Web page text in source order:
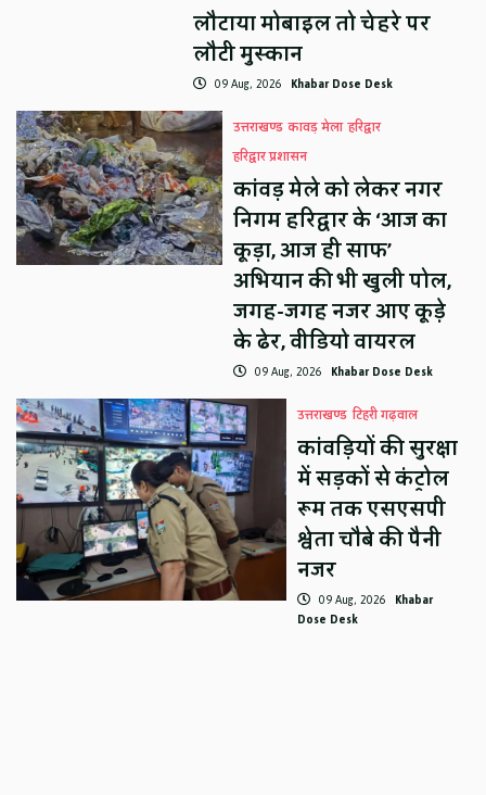
लौटाया मोबाइल तो चेहरे पर
लौटी मुस्कान
09 Aug, 2026 Khabar Dose Desk
उत्तराखण्ड कावड़ मेला हरिद्वार
हरिद्वार प्रशासन
कांवड़ मेले को लेकर नगर
निगम हरिद्वार के ‘आज का
कूड़ा, आज ही साफ’
अभियान की भी खुली पोल,
जगह-जगह नजर आए कूड़े
के ढेर, वीडियो वायरल
09 Aug, 2026 Khabar Dose Desk
उत्तराखण्ड टिहरी गढ़वाल
कांवड़ियों की सुरक्षा
में सड़कों से कंट्रोल
रूम तक एसएसपी
श्वेता चौबे की पैनी
नजर
09 Aug, 2026 Khabar
Dose Desk